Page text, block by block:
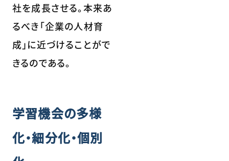
社を成長させる。本来あ
るべき「企業の人材育
成」に近づけることがで
きるのである。
学習機会の多様
化・細分化・個別